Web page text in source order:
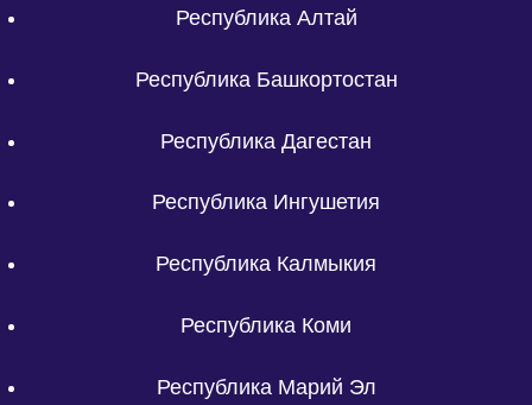
Республика Алтай
Республика Башкортостан
Республика Дагестан
Республика Ингушетия
Республика Калмыкия
Республика Коми
Республика Марий Эл